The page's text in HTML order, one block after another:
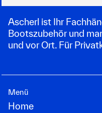
Ascherl ist Ihr
Bootszubehör und
und vor Ort. Für
Menü
Home